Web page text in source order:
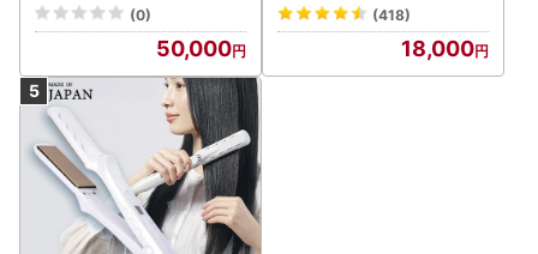
(0)
50,000
(418)
18,000